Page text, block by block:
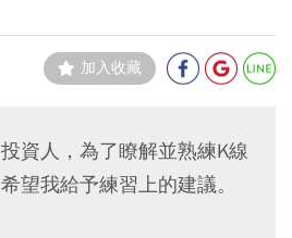
加入收藏
資人，為了瞭解並熟練K線
望我給予練習上的建議。